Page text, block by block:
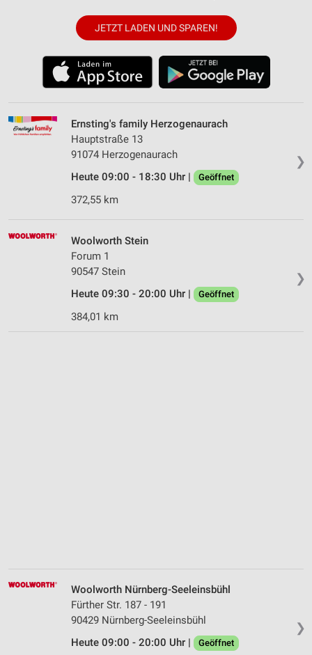
JETZT LADEN UND SPAREN!
❯
Ernsting's family Herzogenaurach
Hauptstraße 13
91074 Herzogenaurach
Heute 09:00 - 18:30 Uhr |
Geöffnet
372,55 km
❯
Woolworth Stein
Forum 1
90547 Stein
Heute 09:30 - 20:00 Uhr |
Geöffnet
384,01 km
❯
Woolworth Nürnberg-Seeleinsbühl
Fürther Str. 187 - 191
90429 Nürnberg-Seeleinsbühl
Heute 09:00 - 20:00 Uhr |
Geöffnet